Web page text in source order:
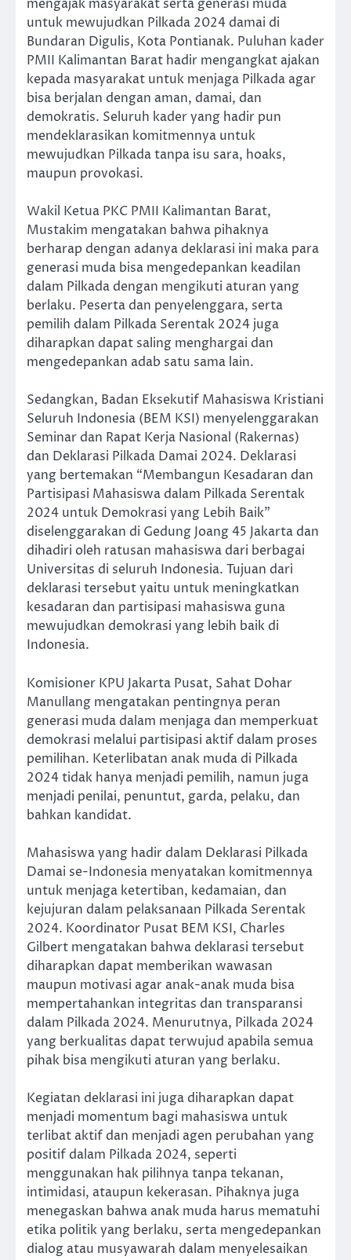
mengajak masyarakat serta generasi muda
untuk mewujudkan Pilkada 2024 damai di
Bundaran Digulis, Kota Pontianak. Puluhan kader
PMII Kalimantan Barat hadir mengangkat ajakan
kepada masyarakat untuk menjaga Pilkada agar
bisa berjalan dengan aman, damai, dan
demokratis. Seluruh kader yang hadir pun
mendeklarasikan komitmennya untuk
mewujudkan Pilkada tanpa isu sara, hoaks,
maupun provokasi.
Wakil Ketua PKC PMII Kalimantan Barat,
Mustakim mengatakan bahwa pihaknya
berharap dengan adanya deklarasi ini maka para
generasi muda bisa mengedepankan keadilan
dalam Pilkada dengan mengikuti aturan yang
berlaku. Peserta dan penyelenggara, serta
pemilih dalam Pilkada Serentak 2024 juga
diharapkan dapat saling menghargai dan
mengedepankan adab satu sama lain.
Sedangkan, Badan Eksekutif Mahasiswa Kristiani
Seluruh Indonesia (BEM KSI) menyelenggarakan
Seminar dan Rapat Kerja Nasional (Rakernas)
dan Deklarasi Pilkada Damai 2024. Deklarasi
yang bertemakan “Membangun Kesadaran dan
Partisipasi Mahasiswa dalam Pilkada Serentak
2024 untuk Demokrasi yang Lebih Baik”
diselenggarakan di Gedung Joang 45 Jakarta dan
dihadiri oleh ratusan mahasiswa dari berbagai
Universitas di seluruh Indonesia. Tujuan dari
deklarasi tersebut yaitu untuk meningkatkan
kesadaran dan partisipasi mahasiswa guna
mewujudkan demokrasi yang lebih baik di
Indonesia.
Komisioner KPU Jakarta Pusat, Sahat Dohar
Manullang mengatakan pentingnya peran
generasi muda dalam menjaga dan memperkuat
demokrasi melalui partisipasi aktif dalam proses
pemilihan. Keterlibatan anak muda di Pilkada
2024 tidak hanya menjadi pemilih, namun juga
menjadi penilai, penuntut, garda, pelaku, dan
bahkan kandidat.
Mahasiswa yang hadir dalam Deklarasi Pilkada
Damai se-Indonesia menyatakan komitmennya
untuk menjaga ketertiban, kedamaian, dan
kejujuran dalam pelaksanaan Pilkada Serentak
2024. Koordinator Pusat BEM KSI, Charles
Gilbert mengatakan bahwa deklarasi tersebut
diharapkan dapat memberikan wawasan
maupun motivasi agar anak-anak muda bisa
mempertahankan integritas dan transparansi
dalam Pilkada 2024. Menurutnya, Pilkada 2024
yang berkualitas dapat terwujud apabila semua
pihak bisa mengikuti aturan yang berlaku.
Kegiatan deklarasi ini juga diharapkan dapat
menjadi momentum bagi mahasiswa untuk
terlibat aktif dan menjadi agen perubahan yang
positif dalam Pilkada 2024, seperti
menggunakan hak pilihnya tanpa tekanan,
intimidasi, ataupun kekerasan. Pihaknya juga
menegaskan bahwa anak muda harus mematuhi
etika politik yang berlaku, serta mengedepankan
dialog atau musyawarah dalam menyelesaikan